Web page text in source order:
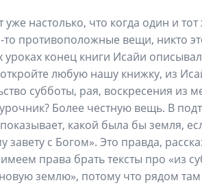
настолько, что когда один и
то противоположные вещи, никто
конец книги Исайи
любую нашу книжку, из
субботы, рая, воскресения из
Более честную вещь. В
какой была бы земля,
завету с Богом». Это правда,
права брать тексты про «из
землю», потому что рядом